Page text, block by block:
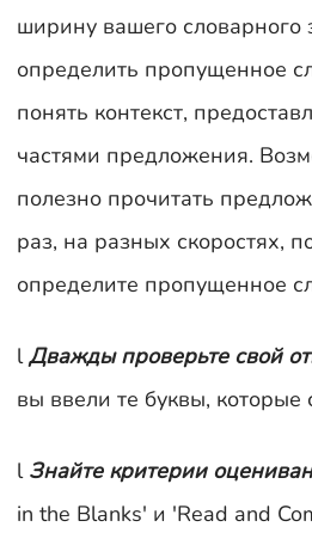
ширину вашего словарного
определить пропущенное
понять контекст,
частями предложения.
полезно прочитать
раз, на разных скоростях,
определите пропущенное
lДважды проверьте свой
вы ввели те буквы, которые
l Знайте критерии
in the Blanks' и 'Read and